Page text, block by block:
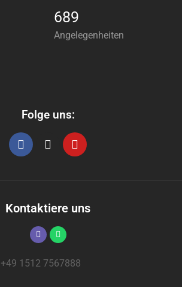
689
Angelegenheiten
Folge uns:
Kontaktiere uns
+49 1512 7567888